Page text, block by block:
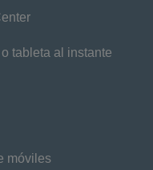
tableta al instante
móviles